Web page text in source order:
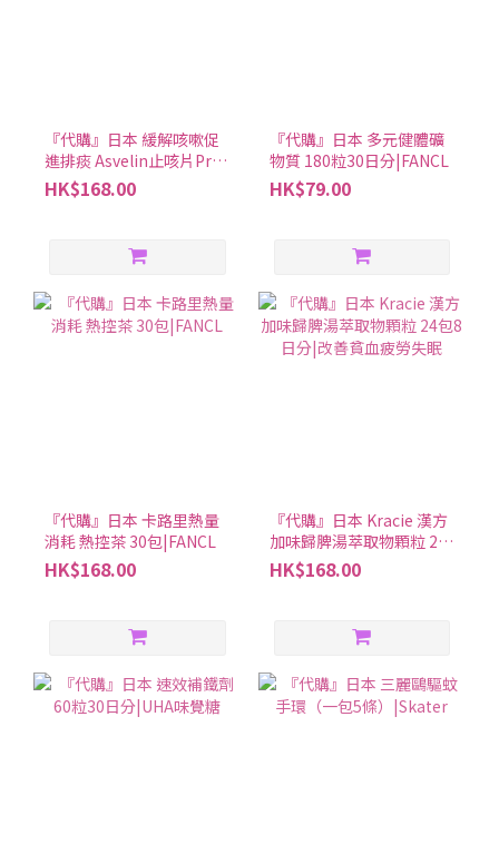
『代購』日本 緩解咳嗽促
進排痰 Asvelin止咳片Pro
40粒|鹽野義SHIONOGI
HK$168.00
『代購』日本 多元健體礦
物質 180粒30日分|FANCL
HK$79.00
『代購』日本 卡路里熱量
消耗 熱控茶 30包|FANCL
HK$168.00
『代購』日本 Kracie 漢方
加味歸脾湯萃取物顆粒 24
包8日分|改善貧血疲勞失
眠
HK$168.00